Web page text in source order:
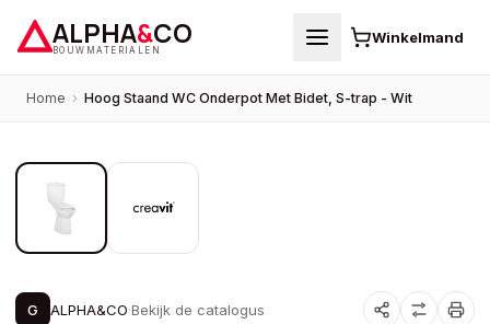
ALPHA&CO
BOUWMATERIALEN
Winkelmand
Home › Hoog Staand WC Onderpot Met Bidet, S-trap - Wit
G ALPHA&CO·Bekijk de catalogus